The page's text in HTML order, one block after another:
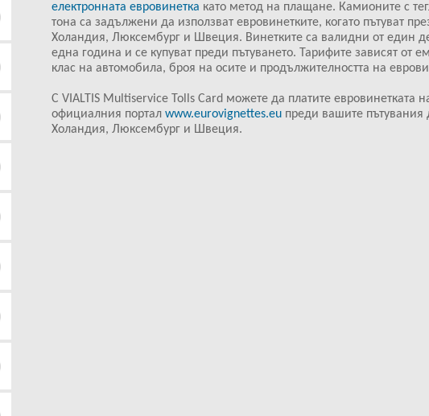
електронната евровинетка като метод на плащане. Камионите с
тона са задължени да използват евровинетките, когато пътуват
Холандия, Люксембург и Швеция. Винетките са валидни от един
една година и се купуват преди пътуването. Тарифите зависят от
клас на автомобила, броя на осите и продължителността на
С VIALTIS Multiservice Tolls Card можете да платите евровинетката
официалния портал www.eurovignettes.eu преди вашите пътувания
Холандия, Люксембург и Швеция.